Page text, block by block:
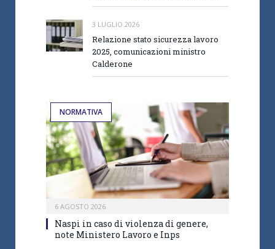
3 LUGLIO 2026
Relazione stato sicurezza lavoro
2025, comunicazioni ministro
Calderone
NORMATIVA
6 AGOSTO 2026
Naspi in caso di violenza di genere,
note Ministero Lavoro e Inps